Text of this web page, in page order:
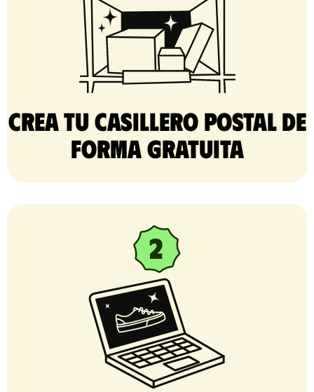
Crea tu casillero postal de
forma gratuita​